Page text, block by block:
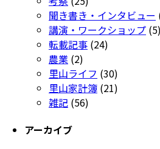
聞き書き・インタビュー
講演・ワークショップ (5)
転載記事 (24)
農業 (2)
里山ライフ (30)
里山家計簿 (21)
雑記 (56)
アーカイブ